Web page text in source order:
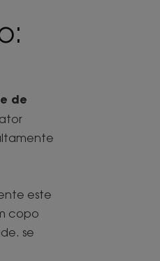
de
este
copo
se